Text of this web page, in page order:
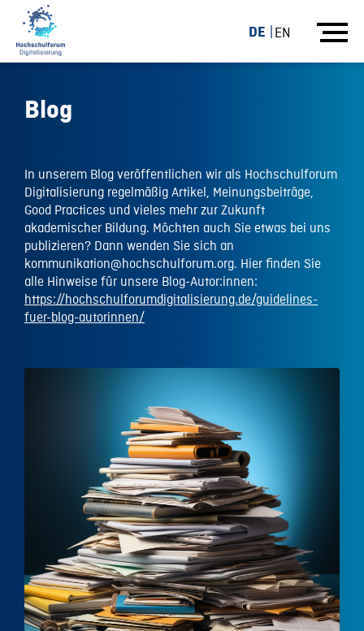
DE EN
Blog
In unserem Blog veröffentlichen wir als Hochschulforum
Digitalisierung regelmäßig Artikel, Meinungsbeiträge,
Good Practices und vieles mehr zur Zukunft
akademischer Bildung. Möchten auch Sie etwas bei uns
publizieren? Dann wenden Sie sich an
kommunikation@hochschulforum.org. Hier finden Sie
alle Hinweise für unsere Blog-Autor:innen:
https://hochschulforumdigitalisierung.de/guidelines-
fuer-blog-autorinnen/